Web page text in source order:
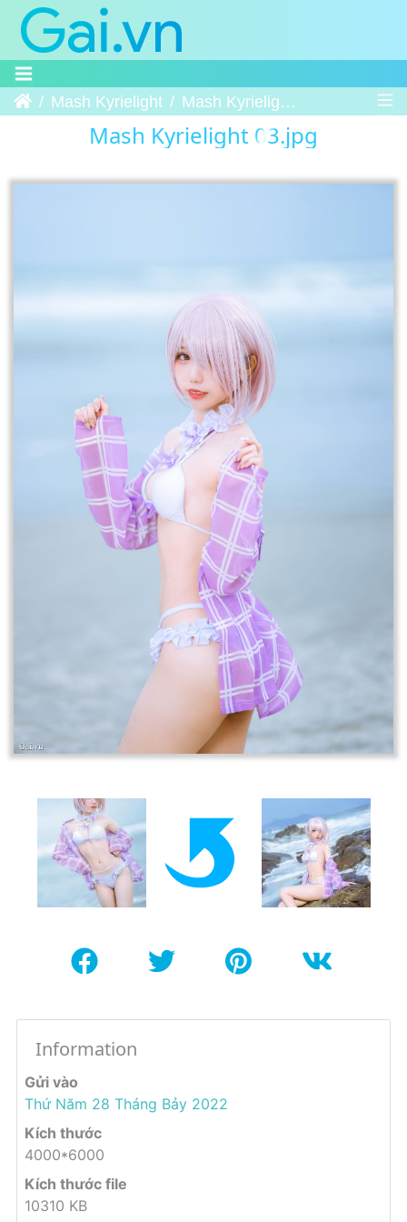
Trang chủMash Kyrielight Mash Kyrielight 03
Mash Kyrielight 03.jpg
Information
Gửi vào
Thứ Năm 28 Tháng Bảy 2022
Kích thước
4000*6000
Kích thước file
10310 KB